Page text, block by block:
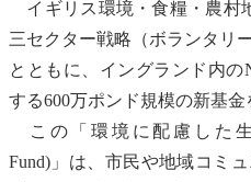
イギリス環境・食糧・農村
三セクター戦略（ボランタリ
とともに、イングランド内
する600万ポンド規模の新基金
この「環境に配慮した生
Fund)」は、市民や地域コミ